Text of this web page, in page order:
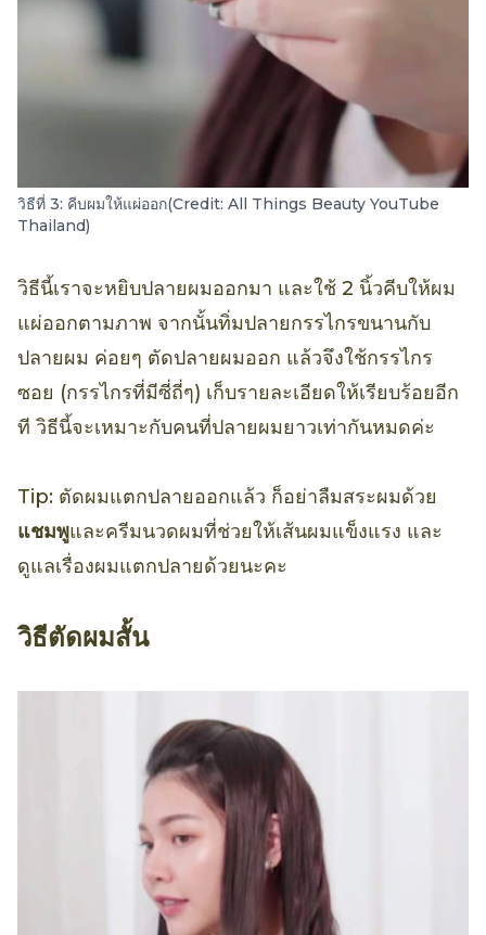
วิธีที่ 3: คีบผมให้แผ่ออก(Credit: All Things Beauty YouTube
Thailand)
วิธีนี้เราจะหยิบปลายผมออกมา และใช้ 2 นิ้วคีบให้ผม
แผ่ออกตามภาพ จากนั้นทิ่มปลายกรรไกรขนานกับ
ปลายผม ค่อยๆ ตัดปลายผมออก แล้วจึงใช้กรรไกร
ซอย (กรรไกรที่มีซี่ถี่ๆ) เก็บรายละเอียดให้เรียบร้อยอีก
ที วิธีนี้จะเหมาะกับคนที่ปลายผมยาวเท่ากันหมดค่ะ
Tip: ตัดผมแตกปลายออกแล้ว ก็อย่าลืมสระผมด้วย
แชมพูและครีมนวดผมที่ช่วยให้เส้นผมแข็งแรง และ
ดูแลเรื่องผมแตกปลายด้วยนะคะ
วิธีตัดผมสั้น